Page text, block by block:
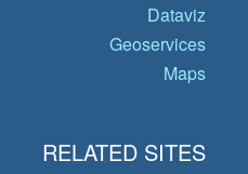
Dataviz
Geoservices
Maps
RELATED SITES